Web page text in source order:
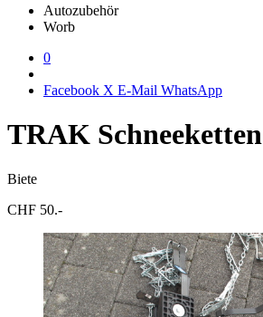
Autozubehör
Worb
0
Facebook X E-Mail WhatsApp
TRAK Schneeketten
Biete
CHF 50.-